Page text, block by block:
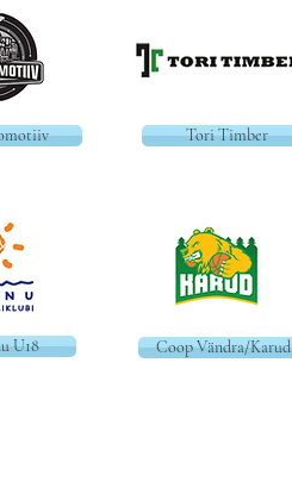
Tori Timber
U18 Coop Vändra/Karud